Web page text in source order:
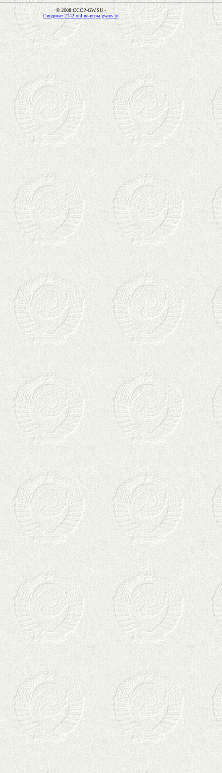
© 2008 CCCP-GW.SU -
Синдикат 2142 online-игры gwars.io